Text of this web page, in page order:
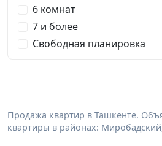
6 комнат
7 и более
Свободная планировка
Продажа квартир в Ташкенте.
квартиры в районах: